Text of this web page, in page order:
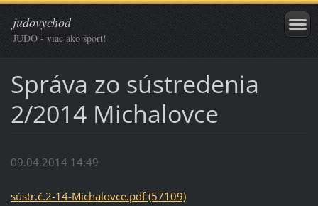
judovychod
JUDO - viac ako šport!
Správa zo sústredenia
2/2014 Michalovce
09.04.2014 14:49
sústr.č.2-14-Michalovce.pdf (57109)